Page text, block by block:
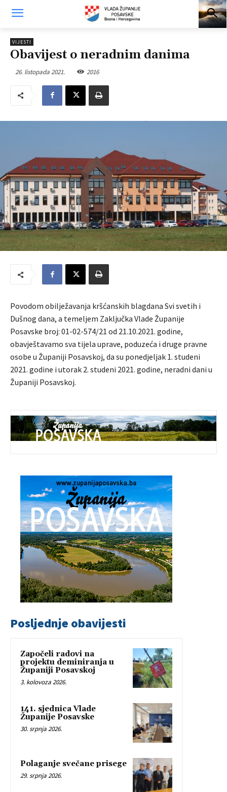
VIJESTI
Obavijest o neradnim danima
26. listopada 2021. 2016
Povodom obilježavanja kršćanskih blagdana Svi svetih i
Dušnog dana, a temeljem Zaključka Vlade Županije
Posavske broj: 01-02-574/21 od 21.10.2021. godine,
obavještavamo sva tijela uprave, poduzeća i druge pravne
osobe u Županiji Posavskoj, da su ponedjeljak 1. studeni
2021. godine i utorak 2. studeni 2021. godine, neradni dani u
Županiji Posavskoj.
Posljednje obavijesti
Započeli radovi na
projektu deminiranja u
Županiji Posavskoj
3. kolovoza 2026.
141. sjednica Vlade
Županije Posavske
30. srpnja 2026.
Polaganje svečane prisege
29. srpnja 2026.